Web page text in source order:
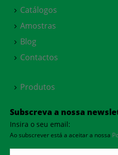
Catálogos
Amostras
Blog
Contactos
Produtos
Subscreva a nossa
Insira o seu email:
Ao subscrever está a aceitar a nossa